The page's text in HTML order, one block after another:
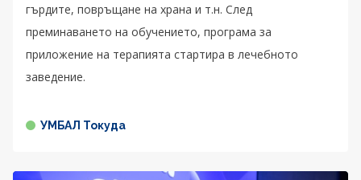
гърдите, повръщане на храна и т.н. След
преминаването на обучението, програма за
приложение на терапията стартира в лечебното
заведение.
УМБАЛ Токуда